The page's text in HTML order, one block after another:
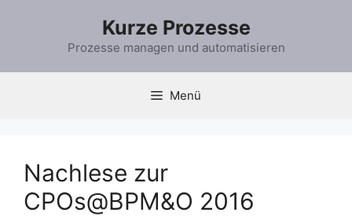
Kurze Prozesse
Prozesse managen und automatisieren
Menü
Nachlese zur
CPOs@BPM&O 2016